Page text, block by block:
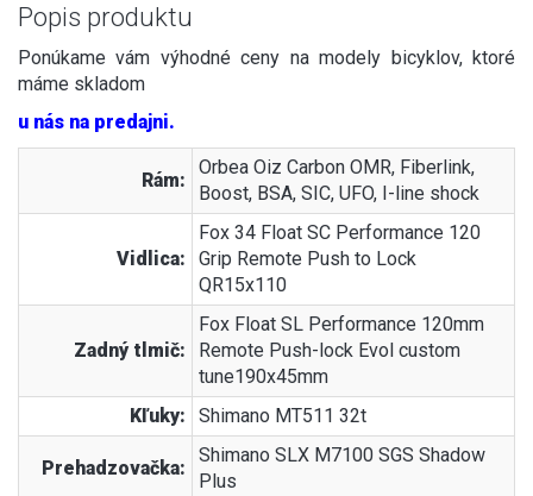
Popis produktu
Ponúkame vám výhodné ceny na modely bicyklov, ktoré
máme skladom
u nás na predajni.
Rám:
Orbea Oiz Carbon OMR, Fiberlink,
Boost, BSA, SIC, UFO, I-line shock
Vidlica:
Fox 34 Float SC Performance 120
Grip Remote Push to Lock
QR15x110
Zadný tlmič:
Fox Float SL Performance 120mm
Remote Push-lock Evol custom
tune190x45mm
Kľuky:
Shimano MT511 32t
Prehadzovačka:
Shimano SLX M7100 SGS Shadow
Plus